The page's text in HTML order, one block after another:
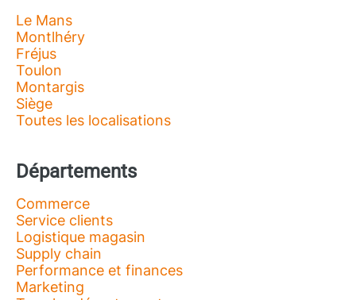
Le Mans
Montlhéry
Fréjus
Toulon
Montargis
Siège
Toutes les localisations
Départements
Commerce
Service clients
Logistique magasin
Supply chain
Performance et finances
Marketing